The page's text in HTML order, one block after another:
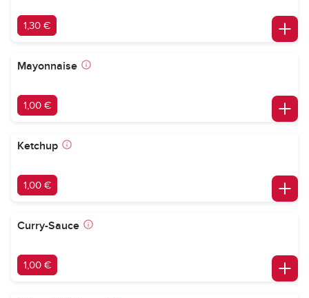
1,30 €
Mayonnaise
1,00 €
Ketchup
1,00 €
Curry-Sauce
1,00 €